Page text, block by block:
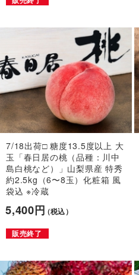
7/18出荷□ 糖度13.5度以上 大
玉「春日居の桃（品種：川中
島白桃など）」山梨県産 特秀
約2.5kg（6〜8玉）化粧箱 風
袋込 ※冷蔵
5,400円（税込）
販売終了